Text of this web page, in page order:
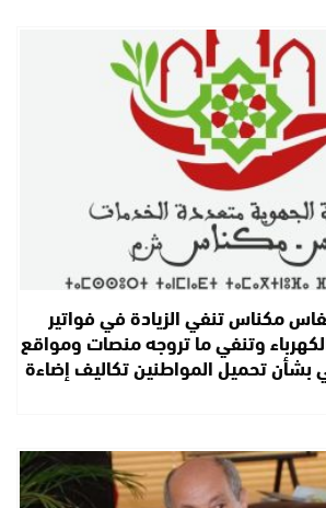
مكناس تنفي الزيادة في فواتير
وتنفي ما تروجه منصات ومواقع
بشأن تحميل المواطنين تكاليف إضاءة